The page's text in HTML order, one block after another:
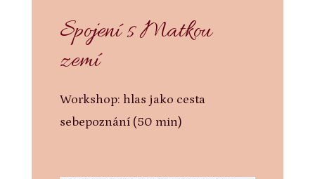
Spojení s Matkou
zemí
Workshop: hlas jako cesta
sebepoznání (50 min)